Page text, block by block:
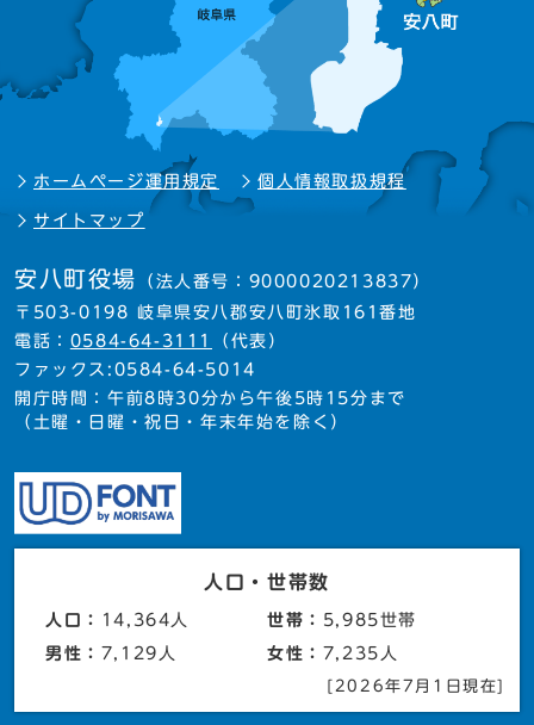
ホームページ運用規定 個人情報取扱規程
サイトマップ
安八町役場 （法人番号：9000020213837）
〒503-0198 岐阜県安八郡安八町氷取161番地
電話： 0584-64-3111
（代表）
ファックス:0584-64-5014
開庁時間：午前8時30分から午後5時15分まで
（土曜・日曜・祝日・年末年始を除く）
人口・世帯数
人口： 14,364人 世帯： 5,985世帯
男性： 7,129人 女性： 7,235人
[2026年7月1日現在]